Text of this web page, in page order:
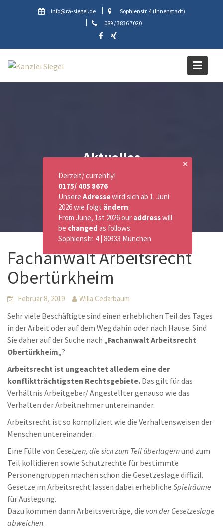
info@ra-siegel.de
Sophienstr. 4 (Innenstadt)
089 / 3836 7020
Aktuelles
Fachanwalt Arbeitsrecht
Obertürkheim
Februar 8, 2019 Willa Cedarbaum
Sehr viele Beschäftigte sind einen erheblichen Teil des Tages
in der Arbeit oder auf dem Weg dahin oder nach Hause. Sind
Sie daher auf der Suche nach „Fachanwalt Arbeitsrecht
Obertürkheim„?
Arbeitsrecht ist ungeachtet alledem eine der
konfliktträchtigsten Rechtsgebiete. Das gilt für das
Verhältnis Arbeitgeber/ Angestellter genauso wie das
Verhalten der Arbeitnehmer untereinander.
Arbeitsrecht ist so kompliziert wie die Verhaltensweisen der
Menschen untereinander:
Eine Fülle von Gesetzen, die sich zum Teil überlagernund zum
Teil kollidieren sowie Schutzrechte für bestimmte
Personengruppen machen schon die Gesetzeslage diffizil.
Gesetze im Arbeitsrecht lassen dabei erhebliche Spielräume
für Auslegung.
Dazu kommen dann Arbeitsverträge, die von der Gesetzeslage
abweichen.
✕
Derzeit/ currently!
0175/ 405 8676
Unsere Adressewird sich ab 1. Juni
2026 wie folgt ändern:
From June, 1st 2026 our addresswill
be changed as follows:
Sophienstr. 4 | 80333 München